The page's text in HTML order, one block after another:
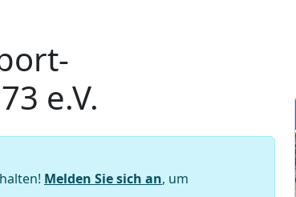
e.V.
Melden Sie sich an, um